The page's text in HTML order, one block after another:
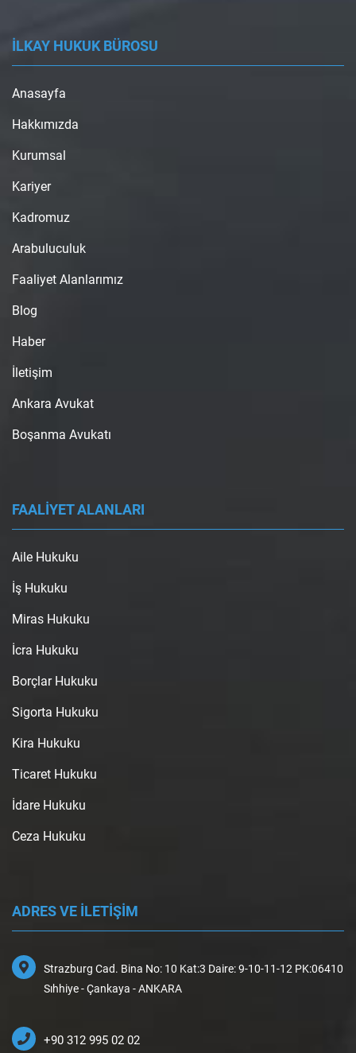
İLKAY HUKUK BÜROSU
Anasayfa
Hakkımızda
Kurumsal
Kariyer
Kadromuz
Arabuluculuk
Faaliyet Alanlarımız
Blog
Haber
İletişim
Ankara Avukat
Boşanma Avukatı
FAALİYET ALANLARI
Aile Hukuku
İş Hukuku
Miras Hukuku
İcra Hukuku
Borçlar Hukuku
Sigorta Hukuku
Kira Hukuku
Ticaret Hukuku
İdare Hukuku
Ceza Hukuku
ADRES VE İLETİŞİM
Strazburg Cad. Bina No: 10 Kat:3 Daire: 9-10-11-12 PK:06410
Sıhhiye - Çankaya - ANKARA
+90 312 995 02 02